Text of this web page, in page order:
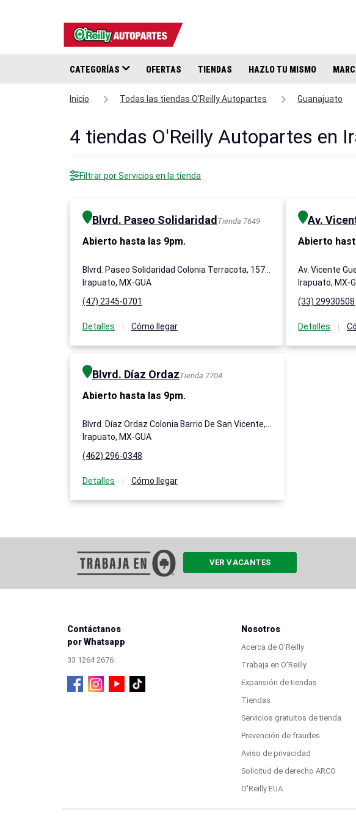
CATEGORÍAS OFERTAS TIENDAS HAZLO TU MISMO
Inicio Todas las tiendas O'Reilly Autopartes Guanajuato
4 tiendas O'Reilly Autopartes en
Filtrar por Servicios en la tienda
Blvrd. Paseo Solidaridad Tienda 7649
Abierto hasta las 9pm.
Irapuato, MX-GUA
(47) 2345-0701
Detalles Cómo llegar
Av.
Abierto
Irapuato, MX-
(33) 29930508
Detalles
Blvrd. Díaz OrdazTienda 7704
Abierto hasta las 9pm.
Irapuato, MX-GUA
(462) 296-0348
Detalles Cómo llegar
VER VACANTES
Contáctanos
por Whatsapp
33 1264 2676
Nosotros
Acerca de O’Reilly
Trabaja en O’Reilly
Expansión de tiendas
Tiendas
Servicios gratuitos de tienda
Prevención de fraudes
Aviso de privacidad
Solicitud de derecho ARCO
O'Reilly EUA